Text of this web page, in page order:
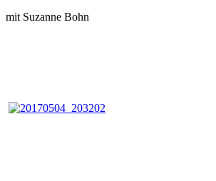
mit Suzanne Bohn